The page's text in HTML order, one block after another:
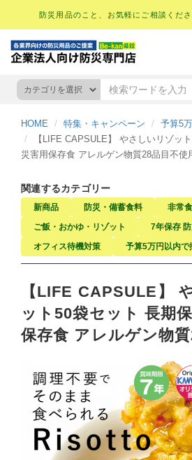
防災用品のこと、お気軽にご相談くださ
HOME 特集・キャンペーン
予算5
【LIFE CAPSULE】 やさしいリゾッ
災害用保存食 アレルゲン物質28品目不使
関連するカテゴリー
新商品 防災・備蓄食料
非常
ご飯・おかゆ・リゾット
7年保存
オフィス待機対策
予算5万円以内で
【LIFE CAPSULE】
ット50袋セット 長期
保存食 アレルゲン物